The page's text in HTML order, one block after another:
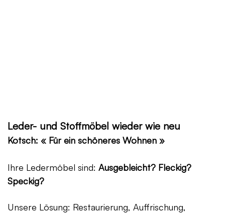
Leder- und Stoffmöbel wieder wie neu
Kotsch: « Für ein schöneres Wohnen »
Ihre Ledermöbel sind: Ausgebleicht? Fleckig?
Speckig?
Unsere Lösung: Restaurierung, Auffrischung,